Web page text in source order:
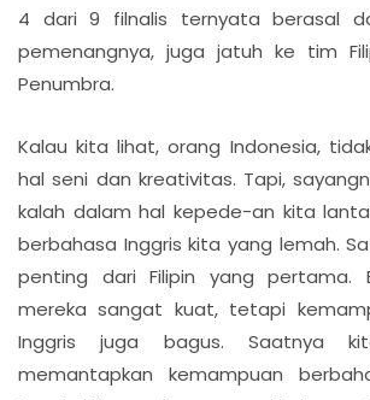
4 dari 9 filnalis ternyata berasal
pemenangnya, juga jatuh ke tim
Penumbra.
Kalau kita lihat, orang Indonesia,
hal seni dan kreativitas. Tapi,
kalah dalam hal kepede-an kita
berbahasa Inggris kita yang lemah.
penting dari Filipin yang pertama.
mereka sangat kuat, tetapi
Inggris juga bagus. Saatnya
memantapkan kemampuan